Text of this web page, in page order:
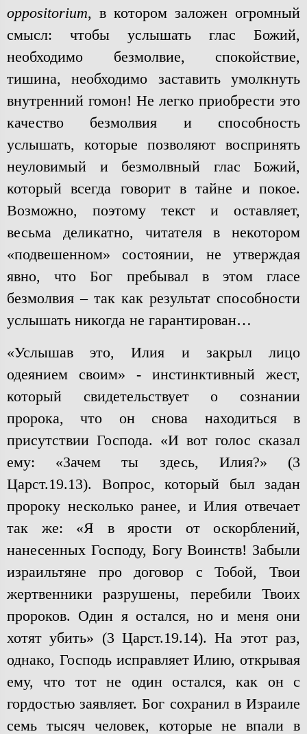
oppositorium, в котором заложен огромный
смысл: чтобы услышать глас Божий,
необходимо безмолвие, спокойствие,
тишина, необходимо заставить умолкнуть
внутренний гомон! Не легко приобрести это
качество безмолвия и способность
услышать, которые позволяют воспринять
неуловимый и безмолвный глас Божий,
который всегда говорит в тайне и покое.
Возможно, поэтому текст и оставляет,
весьма деликатно, читателя в некотором
«подвешенном» состоянии, не утверждая
явно, что Бог пребывал в этом гласе
безмолвия – так как результат способности
услышать никогда не гарантирован…
«Услышав это, Илия и закрыл лицо
одеянием своим» - инстинктивный жест,
который свидетельствует о сознании
пророка, что он снова находиться в
присутствии Господа. «И вот голос сказал
ему: «Зачем ты здесь, Илия?» (3
Царст.19.13). Вопрос, который был задан
пророку несколько ранее, и Илия отвечает
так же: «Я в ярости от оскорблений,
нанесенных Господу, Богу Воинств! Забыли
израильтяне про договор с Тобой, Твои
жертвенники разрушены, перебили Твоих
пророков. Один я остался, но и меня они
хотят убить» (3 Царст.19.14). На этот раз,
однако, Господь исправляет Илию, открывая
ему, что тот не один остался, как он с
гордостью заявляет. Бог сохранил в Израиле
семь тысяч человек, которые не впали в